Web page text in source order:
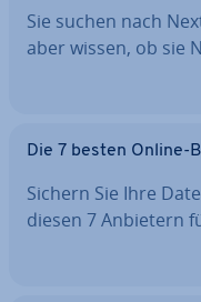
Sie suchen nach
aber wissen, ob sie
Die 7 besten Online-
Sichern Sie Ihre
diesen 7 Anbietern